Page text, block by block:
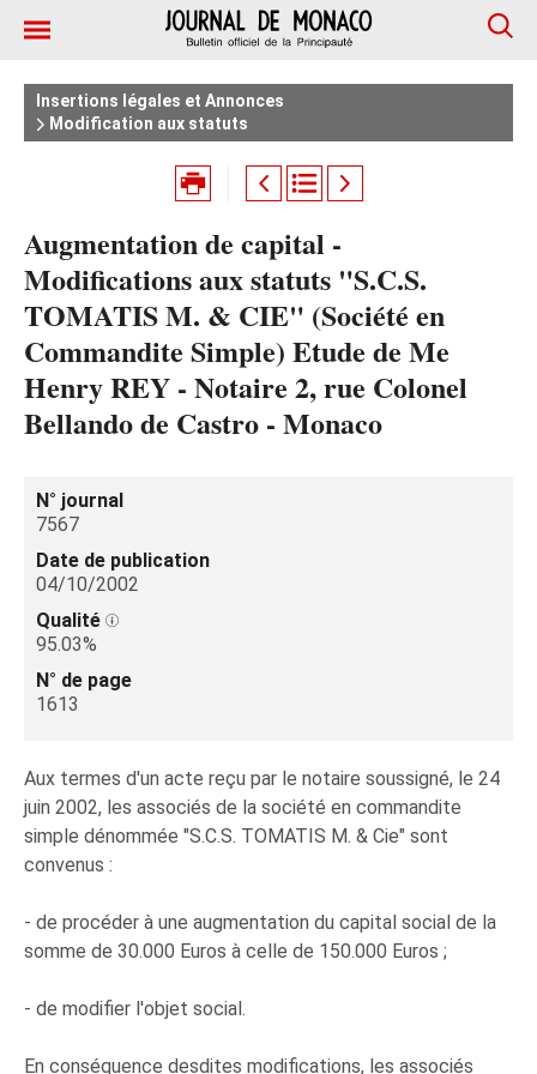
Insertions légales et Annonces
Modification aux statuts
Augmentation de capital -
Modifications aux statuts "S.C.S.
TOMATIS M. & CIE" (Société en
Commandite Simple) Etude de Me
Henry REY - Notaire 2, rue Colonel
Bellando de Castro - Monaco
N° journal
7567
Date de publication
04/10/2002
Qualité
95.03%
N° de page
1613
Aux termes d'un acte reçu par le notaire soussigné, le 24
juin 2002, les associés de la société en commandite
simple dénommée "S.C.S. TOMATIS M. & Cie" sont
convenus :
- de procéder à une augmentation du capital social de la
somme de 30.000 Euros à celle de 150.000 Euros ;
- de modifier l'objet social.
En conséquence desdites modifications, les associés